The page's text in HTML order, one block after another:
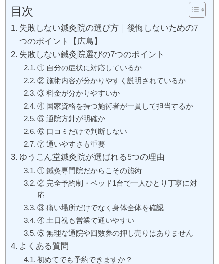
目次
失敗しない鍼灸院の選び方｜後悔しないための7
つのポイント【広島】
失敗しない鍼灸院選びの7つのポイント
① 自分の症状に対応しているか
② 施術内容が分かりやすく説明されているか
③ 料金が分かりやすいか
④ 国家資格を持つ施術者が一貫して担当するか
⑤ 通院方針が明確か
⑥ 口コミだけで判断しない
⑦ 通いやすさも重要
ゆうこん堂鍼灸院が選ばれる5つの理由
① 鍼灸専門院だからこその施術
② 完全予約制・ベッド1台で一人ひとり丁寧に対
応
③ 痛い場所だけでなく身体全体を確認
④ 土日祝も営業で通いやすい
⑤ 無理な通院や回数券の押し売りはありません
よくある質問
初めてでも予約できますか？